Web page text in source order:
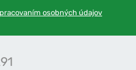
osobných údajov